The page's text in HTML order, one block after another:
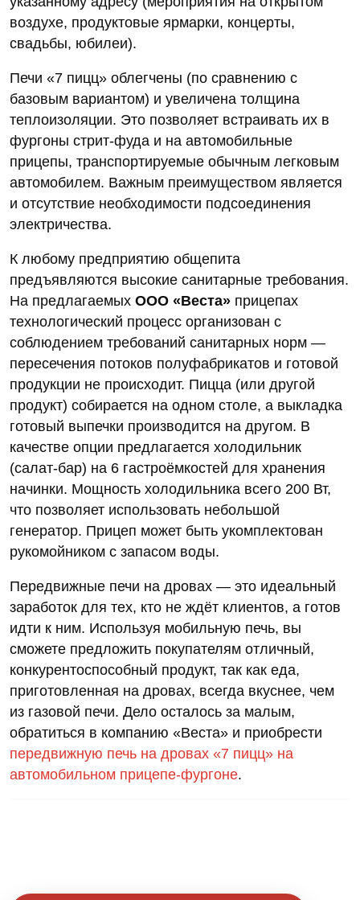
воздухе, продуктовые ярмарки, концерты,
свадьбы, юбилеи).
Печи «7 пицц» облегчены (по сравнению с
базовым вариантом) и увеличена толщина
теплоизоляции. Это позволяет встраивать их в
фургоны стрит-фуда и на автомобильные
прицепы, транспортируемые обычным легковым
автомобилем. Важным преимуществом является
и отсутствие необходимости подсоединения
электричества.
К любому предприятию общепита
предъявляются высокие санитарные требования.
На предлагаемых ООО «Веста» прицепах
технологический процесс организован с
соблюдением требований санитарных норм —
пересечения потоков полуфабрикатов и готовой
продукции не происходит. Пицца (или другой
продукт) собирается на одном столе, а выкладка
готовый выпечки производится на другом. В
качестве опции предлагается холодильник
(салат-бар) на 6 гастроёмкостей для хранения
начинки. Мощность холодильника всего 200 Вт,
что позволяет использовать небольшой
генератор. Прицеп может быть укомплектован
рукомойником с запасом воды.
Передвижные печи на дровах — это идеальный
заработок для тех, кто не ждёт клиентов, а готов
идти к ним. Используя мобильную печь, вы
сможете предложить покупателям отличный,
конкурентоспособный продукт, так как еда,
приготовленная на дровах, всегда вкуснее, чем
из газовой печи. Дело осталось за малым,
обратиться в компанию «Веста» и приобрести
передвижную печь на дровах «7 пицц» на
автомобильном прицепе-фургоне.